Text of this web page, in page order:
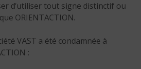
d’utiliser tout signe distinctif ou
ORIENTACTION.
VAST a été condamnée à
: